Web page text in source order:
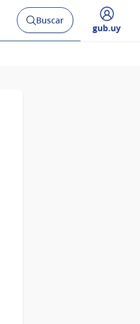
Abrir
buscador
Buscar
Desplegar
gub.uy